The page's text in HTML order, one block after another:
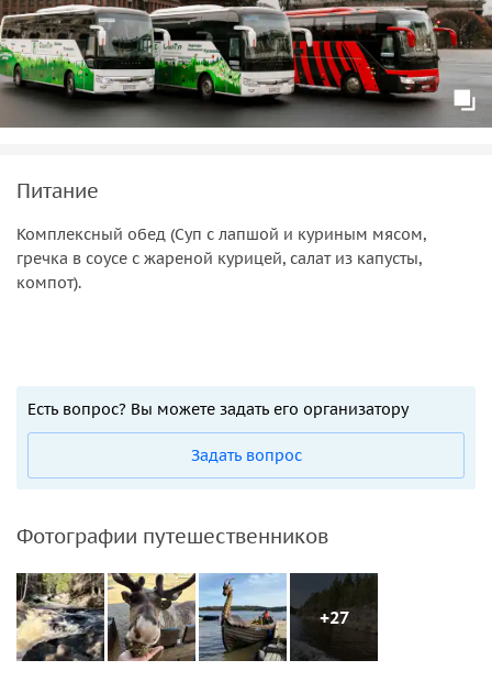
Питание
Комплексный обед (Суп с лапшой и куриным мясом,
гречка в соусе с жареной курицей, салат из капусты,
компот).
Есть вопрос? Вы можете задать его организатору
Задать вопрос
Фотографии путешественников
+27